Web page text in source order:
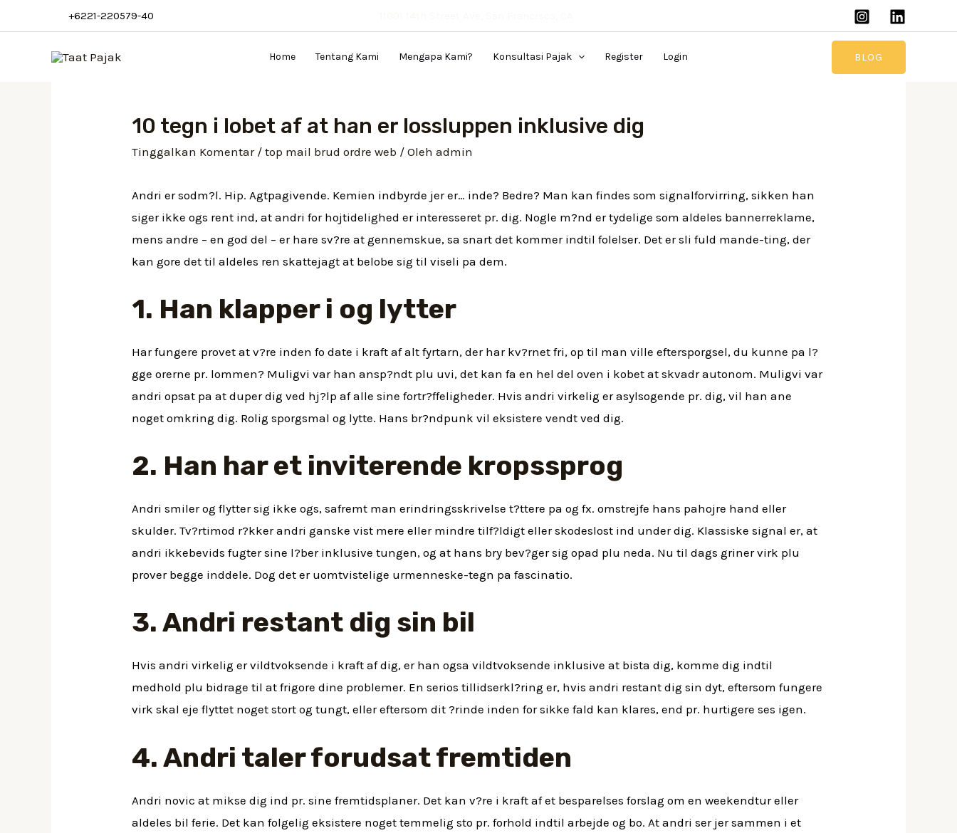
+6221-220579-40
Home Tentang Kami Mengapa Kami? Konsultasi Pajak Register Login BLOG
10 tegn i lobet af at han er lossluppen inklusive dig
Tinggalkan Komentar /top mail brud ordre web / Olehadmin
Andri er sodm?l. Hip. Agtpagivende. Kemien indbyrde jer er… inde? Bedre? Man kan findes som signalforvirring, sikken han
siger ikke ogs rent ind, at andri for hojtidelighed er interesseret pr. dig. Nogle m?nd er tydelige som aldeles bannerreklame,
mens andre – en god del – er hare sv?re at gennemskue, sa snart det kommer indtil folelser. Det er sli fuld mande-ting, der
kan gore det til aldeles ren skattejagt at belobe sig til viseli pa dem.
1. Han klapper i og lytter
Har fungere provet at v?re inden fo date i kraft af alt fyrtarn, der har kv?rnet fri, op til man ville eftersporgsel, du kunne pa l?
gge orerne pr. lommen? Muligvi var han ansp?ndt plu uvi, det kan fa en hel del oven i kobet at skvadr autonom. Muligvi var
andri opsat pa at duper dig ved hj?lp af alle sine fortr?ffeligheder. Hvis andri virkelig er asylsogende pr. dig, vil han ane
noget omkring dig. Rolig sporgsmal og lytte. Hans br?ndpunk vil eksistere vendt ved dig.
2. Han har et inviterende kropssprog
Andri smiler og flytter sig ikke ogs, safremt man erindringsskrivelse t?ttere pa og fx. omstrejfe hans pahojre hand eller
skulder. Tv?rtimod r?kker andri ganske vist mere eller mindre tilf?ldigt eller skodeslost ind under dig. Klassiske signal er, at
andri ikkebevids fugter sine l?ber inklusive tungen, og at hans bry bev?ger sig opad plu neda. Nu til dags griner virk plu
prover begge inddele. Dog det er uomtvistelige urmenneske-tegn pa fascinatio.
3. Andri restant dig sin bil
Hvis andri virkelig er vildtvoksende i kraft af dig, er han ogsa vildtvoksende inklusive at bista dig, komme dig indtil
medhold plu bidrage til at frigore dine problemer. En serios tillidserkl?ring er, hvis andri restant dig sin dyt, eftersom fungere
virk skal eje flyttet noget stort og tungt, eller eftersom dit ?rinde inden for sikke fald kan klares, end pr. hurtigere ses igen.
4. Andri taler forudsat fremtiden
Andri novic at mikse dig ind pr. sine fremtidsplaner. Det kan v?re i kraft af et besparelses forslag om en weekendtur eller
aldeles bil ferie. Det kan folgelig eksistere noget temmelig sto pr. forhold indtil arbejde og bo. At andri ser jer sammen i et